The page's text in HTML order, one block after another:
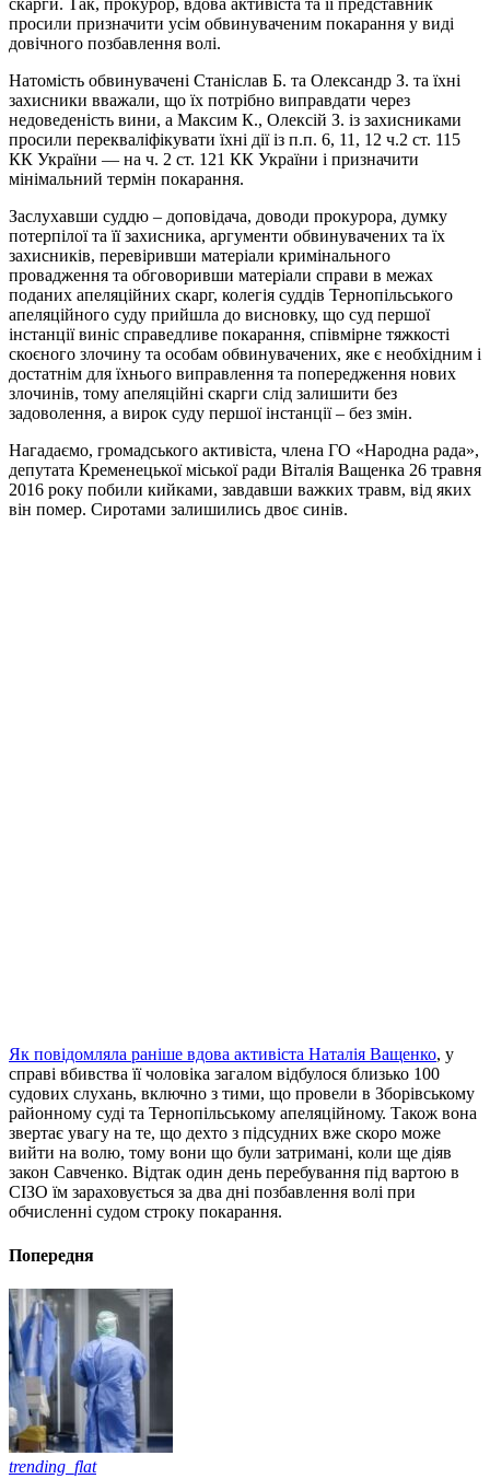
скарги. Так, прокурор, вдова активіста та її представник
просили призначити усім обвинуваченим покарання у виді
довічного позбавлення волі.
Натомість обвинувачені Станіслав Б. та Олександр З. та їхні
захисники вважали, що їх потрібно виправдати через
недоведеність вини, а Максим К., Олексій З. із захисниками
просили перекваліфікувати їхні дії із п.п. 6, 11, 12 ч.2 ст. 115
КК України — на ч. 2 ст. 121 КК України і призначити
мінімальний термін покарання.
Заслухавши суддю – доповідача, доводи прокурора, думку
потерпілої та її захисника, аргументи обвинувачених та їх
захисників, перевіривши матеріали кримінального
провадження та обговоривши матеріали справи в межах
поданих апеляційних скарг, колегія суддів Тернопільського
апеляційного суду прийшла до висновку, що суд першої
інстанції виніс справедливе покарання, співмірне тяжкості
скоєного злочину та особам обвинувачених, яке є необхідним і
достатнім для їхнього виправлення та попередження нових
злочинів, тому апеляційні скарги слід залишити без
задоволення, а вирок суду першої інстанції – без змін.
Нагадаємо, громадського активіста, члена ГО «Народна рада»,
депутата Кременецької міської ради Віталія Ващенка 26 травня
2016 року побили кийками, завдавши важких травм, від яких
він помер. Сиротами залишились двоє синів.
Як повідомляла раніше вдова активіста Наталія Ващенко, у
справі вбивства її чоловіка загалом відбулося близько 100
судових слухань, включно з тими, що провели в Зборівському
районному суді та Тернопільському апеляційному. Також вона
звертає увагу на те, що дехто з підсудних вже скоро може
вийти на волю, тому вони що були затримані, коли ще діяв
закон Савченко. Відтак один день перебування під вартою в
СІЗО їм зараховується за два дні позбавлення волі при
обчисленні судом строку покарання.
Попередня
trending_flat